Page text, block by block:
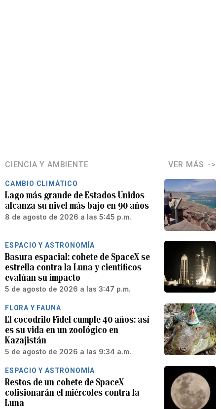
CIENCIA Y AMBIENTE VER MÁS
CAMBIO CLIMÁTICO
Lago más grande de Estados Unidos
alcanza su nivel más bajo en 90 años
8 de agosto de 2026 a las 5:45 p.m.
ESPACIO Y ASTRONOMÍA
Basura espacial: cohete de SpaceX se
estrella contra la Luna y científicos
evalúan su impacto
5 de agosto de 2026 a las 3:47 p.m.
FLORA Y FAUNA
El cocodrilo Fidel cumple 40 años: así
es su vida en un zoológico en
Kazajistán
5 de agosto de 2026 a las 9:34 a.m.
ESPACIO Y ASTRONOMÍA
Restos de un cohete de SpaceX
colisionarán el miércoles contra la
Luna